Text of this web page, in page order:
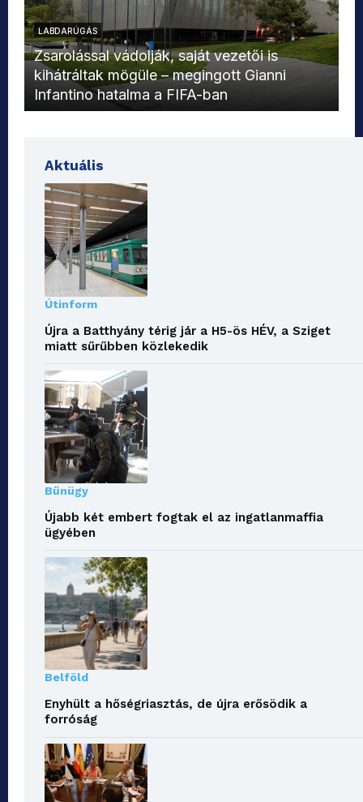
LABDARÚGÁS
Zsarolással vádolják, saját vezetői is
kihátráltak mögüle – megingott Gianni
Infantino hatalma a FIFA-ban
Aktuális
Útinform
Újra a Batthyány térig jár a H5-ös HÉV, a Sziget
miatt sűrűbben közlekedik
Bűnügy
Újabb két embert fogtak el az ingatlanmaffia
ügyében
Belföld
Enyhült a hőségriasztás, de újra erősödik a
forróság